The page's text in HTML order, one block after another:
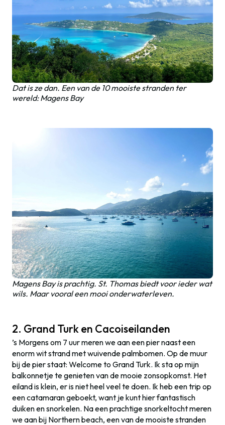
Dat is ze dan. Een van de 10 mooiste stranden ter
wereld: Magens Bay
Magens Bay is prachtig. St. Thomas biedt voor ieder wat
wils. Maar vooral een mooi onderwaterleven.
2. Grand Turk en Cacoiseilanden
’s Morgens om 7 uur meren we aan een pier naast een
enorm wit strand met wuivende palmbomen. Op de muur
bij de pier staat: Welcome to Grand Turk. Ik sta op mijn
balkonnetje te genieten van de mooie zonsopkomst. Het
eiland is klein, er is niet heel veel te doen. Ik heb een trip op
een catamaran geboekt, want je kunt hier fantastisch
duiken en snorkelen. Na een prachtige snorkeltocht meren
we aan bij Northern beach, een van de mooiste stranden